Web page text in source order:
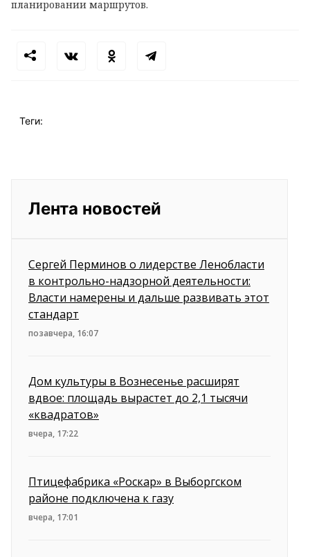
планировании маршрутов.
Теги:
Лента новостей
Сергей Перминов о лидерстве Ленобласти
в контрольно-надзорной деятельности:
Власти намерены и дальше развивать этот
стандарт
позавчера, 16:07
Дом культуры в Вознесенье расширят
вдвое: площадь вырастет до 2,1 тысячи
«квадратов»
вчера, 17:22
Птицефабрика «Роскар» в Выборгском
районе подключена к газу
вчера, 17:01